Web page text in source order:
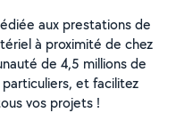
aux prestations de
à proximité de chez
de 4,5 millions de
et facilitez
vos projets !